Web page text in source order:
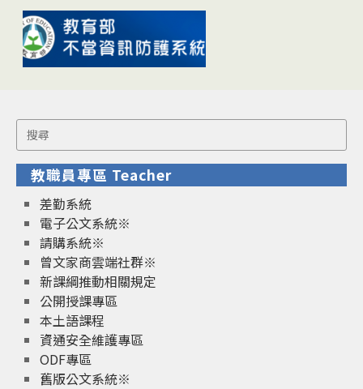
Search
for:
教職員專區 Teacher
差勤系統
電子公文系統※
請購系統※
曾文家商雲端社群※
新課綱推動相關規定
公開授課專區
本土語課程
資通安全維護專區
ODF專區
舊版公文系統※